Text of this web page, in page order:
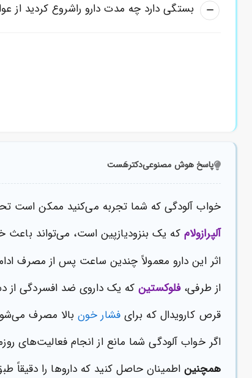
بستگی دارد چه مدت دارو راشروع کردید از
پاسخ هوش مصنوعیدکترهَست
خواب آلودگی که شما تجربه می‌کنید ممکن است
آلپرازولام که یک بنزودیازپین است، می‌تواند
اثر این دارو معمولاً چندین ساعت پس از مصرف
از طرفی،فلوکستینکه یک داروی ضد افسردگی از
قرص کارویدال که برای فشار خونبالا مصرف
اگر خواب آلودگی شما مانع از انجام فعالیت‌های
همچنیناطمینان حاصل کنید که داروها را دقیقاً